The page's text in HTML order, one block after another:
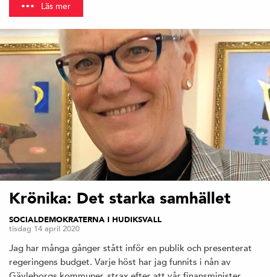
Läs mer
Krönika: Det starka samhället
SOCIALDEMOKRATERNA I HUDIKSVALL
tisdag 14 april 2020
Jag har många gånger stått inför en publik och presenterat
regeringens budget. Varje höst har jag funnits i nån av